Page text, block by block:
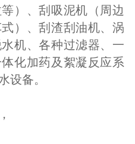
）、刮吸泥机（周边
）、刮渣刮油机、涡
机、各种过滤器、一
化加药及絮凝反应系
设备。